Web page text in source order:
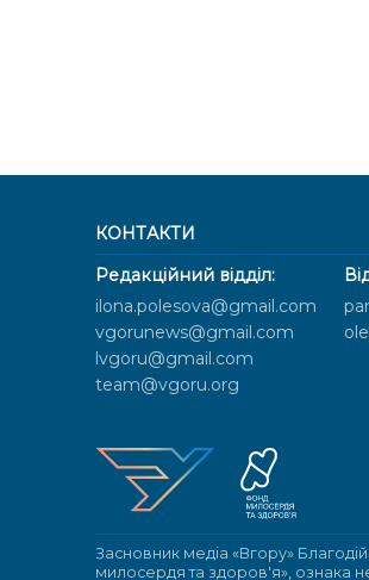
КОНТАКТИ
Редакційний відділ:
ilona.polesova@gmail.com
vgorunews@gmail.com
lvgoru@gmail.com
team@vgoru.org
Засновник медіа «Вгору»
милосердя та здоров'я», ознака